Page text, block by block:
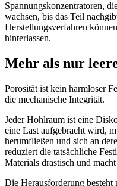
Spannungskonzentratoren,
wachsen, bis das Teil
Herstellungsverfahren
hinterlassen.
Mehr als nur
Porosität ist kein harmloser
die mechanische Integrität.
Jeder Hohlraum ist eine
eine Last aufgebracht wird,
herumfließen und sich an
reduziert die tatsächliche
Materials drastisch und
Die Herausforderung